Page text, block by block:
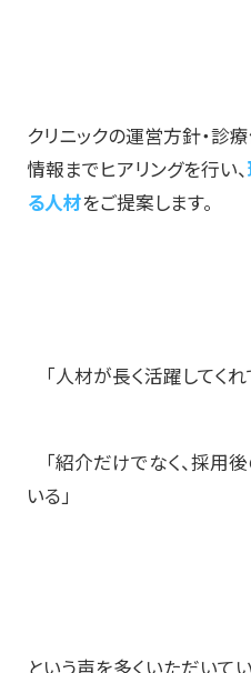
クリニックの運営方針・診
情報までヒアリングを行い、
る人材をご提案します。
「人材が長く活躍してくれ
「紹介だけでなく、採用
いる」